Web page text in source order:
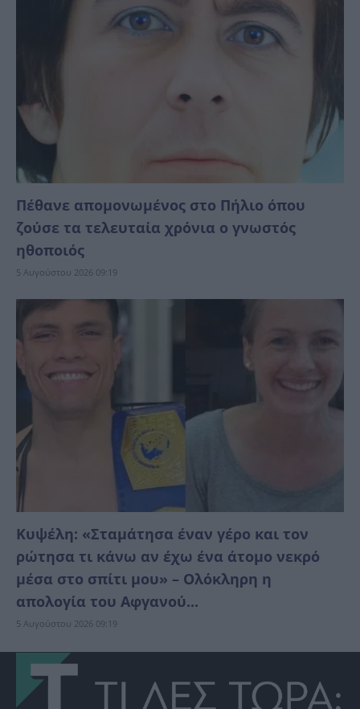
Πέθανε απομονωμένος στο Πήλιο όπου
ζούσε τα τελευταία χρόνια ο γνωστός
ηθοποιός
5 Αυγούστου 2026 09:19
Κυψέλη: «Σταμάτησα έναν γέρο και τον
ρώτησα τι κάνω αν έχω ένα άτομο νεκρό
μέσα στο σπίτι μου» – Ολόκληρη η
απολογία του Αφγανού...
5 Αυγούστου 2026 09:19